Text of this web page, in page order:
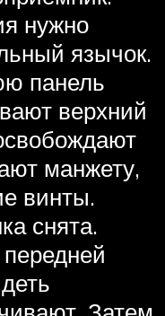
нужно
язычок.
панель
верхний
манжету,
винты.
снята.